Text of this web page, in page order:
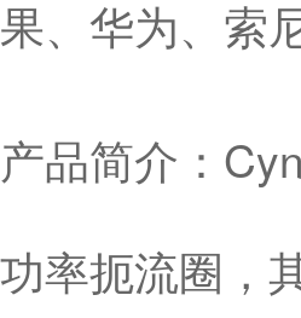
果、华为、索
产品简介：
功率扼流圈，